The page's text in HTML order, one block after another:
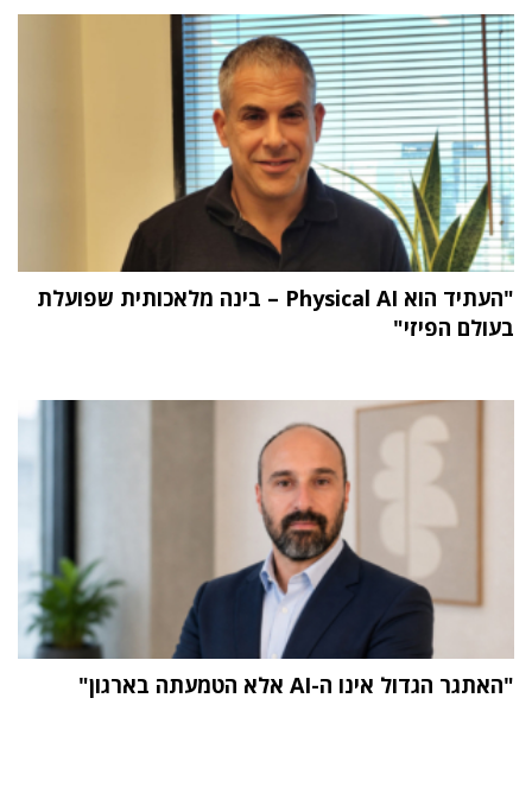
"העתיד הוא Physical AI – בינה מלאכותית שפועלת
בעולם הפיזי"
"האתגר הגדול אינו ה-AI אלא הטמעתה בארגון"